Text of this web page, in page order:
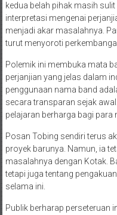
kedua belah pihak masih
interpretasi mengenai
menjadi akar masalahnya.
turut menyoroti
Polemik ini membuka mata
perjanjian yang jelas dalam
penggunaan nama band
secara transparan sejak
pelajaran berharga bagi para
Posan Tobing sendiri terus
proyek barunya. Namun, ia
masalahnya dengan Kotak.
tetapi juga tentang
selama ini.
Publik berharap perseteruan